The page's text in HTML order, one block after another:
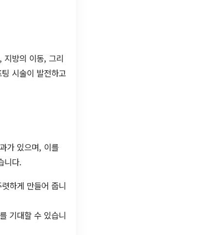
지방의 이동, 그리
시술이 발전하고
가 있으며, 이를
니다.
하게 만들어 줍니
기대할 수 있습니